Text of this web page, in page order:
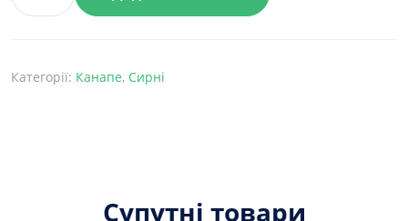
мусом,
зеленню
Категорії: Канапе, Сирні
Супутні товари